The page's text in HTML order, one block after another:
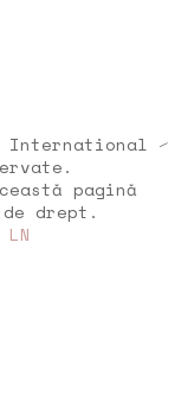
International ⁄
pagină
drept.
LN